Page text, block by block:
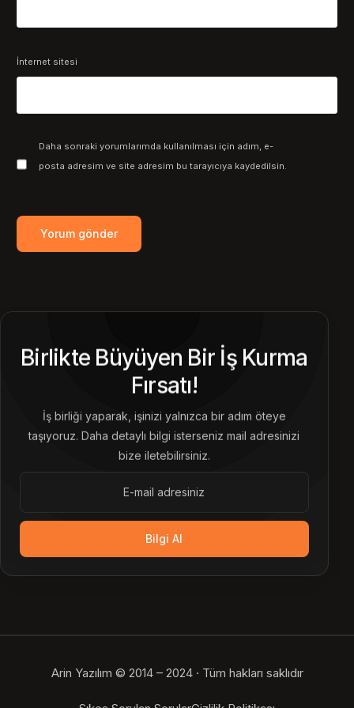
İnternet sitesi
Daha sonraki yorumlarımda kullanılması için adım, e-
posta adresim ve site adresim bu tarayıcıya kaydedilsin.
Birlikte Büyüyen Bir İş Kurma
Fırsatı!
İş birliği yaparak, işinizi yalnızca bir adım öteye
taşıyoruz. Daha detaylı bilgi isterseniz mail adresinizi
bize iletebilirsiniz.
Bilgi Al
Arin Yazılım © 2014 – 2024 · Tüm hakları saklıdır